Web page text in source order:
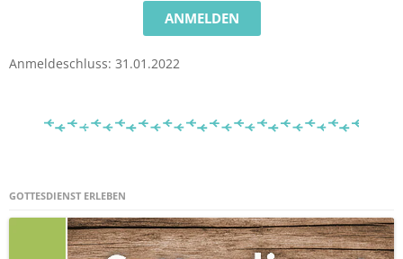
ANMELDEN
Anmeldeschluss: 31.01.2022
GOTTESDIENST ERLEBEN